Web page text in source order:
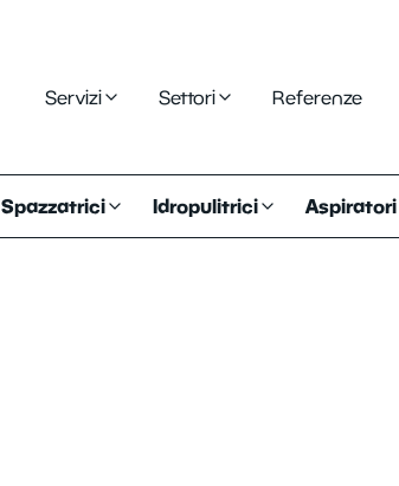
Servizi Settori Referenze
Spazzatrici Idropulitrici Aspiratori